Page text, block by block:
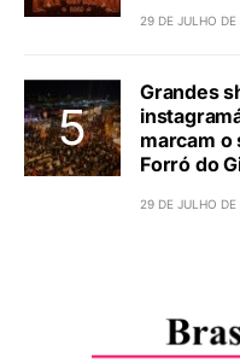
29 DE JULHO
Grandes
marcam o
Forró do
29 DE JULHO